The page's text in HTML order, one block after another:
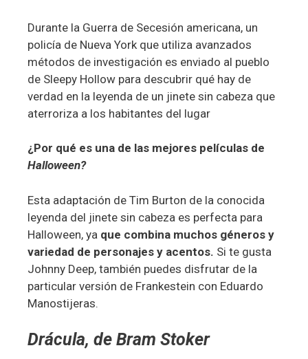
Durante la Guerra de Secesión americana, un
policía de Nueva York que utiliza avanzados
métodos de investigación es enviado al pueblo
de Sleepy Hollow para descubrir qué hay de
verdad en la leyenda de un jinete sin cabeza que
aterroriza a los habitantes del lugar
¿Por qué es una de las mejores películas de
Halloween?
Esta adaptación de Tim Burton de la conocida
leyenda del jinete sin cabeza es perfecta para
Halloween, ya que combina muchos géneros y
variedad de personajes y acentos. Si te gusta
Johnny Deep, también puedes disfrutar de la
particular versión de Frankestein con Eduardo
Manostijeras.
Drácula, de Bram Stoker